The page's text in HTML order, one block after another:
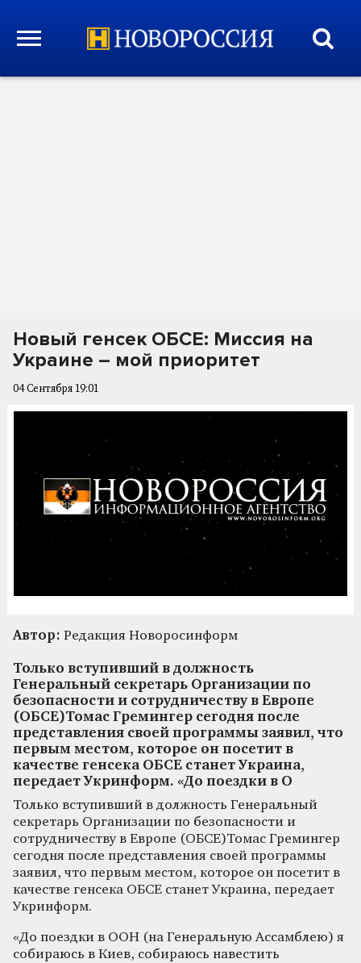
Новый генсек ОБСЕ: Миссия на
Украине – мой приоритет
04 Сентября 19:01
Автор: Редакция Новоросинформ
Только вступивший в должность
Генеральный секретарь Организации по
безопасности и сотрудничеству в Европе
(ОБСЕ)Томас Гремингер сегодня после
представления своей программы заявил, что
первым местом, которое он посетит в
качестве генсека ОБСЕ станет Украина,
передает Укринформ. «До поездки в О
Только вступивший в должность Генеральный
секретарь Организации по безопасности и
сотрудничеству в Европе (ОБСЕ)Томас Гремингер
сегодня после представления своей программы
заявил, что первым местом, которое он посетит в
качестве генсека ОБСЕ станет Украина, передает
Укринформ.
«До поездки в ООН (на Генеральную Ассамблею) я
собираюсь в Киев, собираюсь навестить